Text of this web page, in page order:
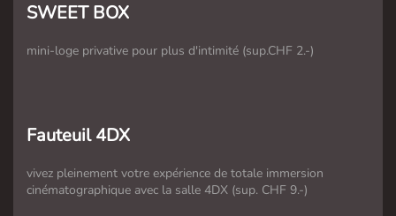
SWEET BOX
mini-loge privative pour plus d'intimité (sup.CHF 2.-)
Fauteuil 4DX
vivez pleinement votre expérience de totale immersion
cinématographique avec la salle 4DX (sup. CHF 9.-)